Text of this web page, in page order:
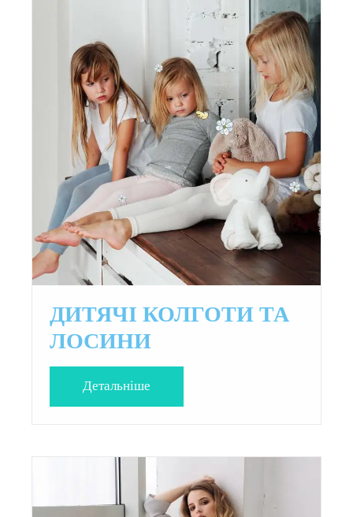
ДИТЯЧІ КОЛГОТИ ТА
ЛОСИНИ
Детальнiше